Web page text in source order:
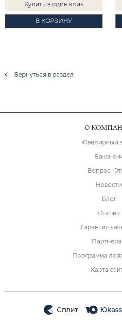
Купить в один клик
В КОРЗИНУ
Вернуться в раздел
О
Ювелирный
Вопрос-
Новости
Блог
Отзывы
Гарантия
Программа
Карта
Сплит